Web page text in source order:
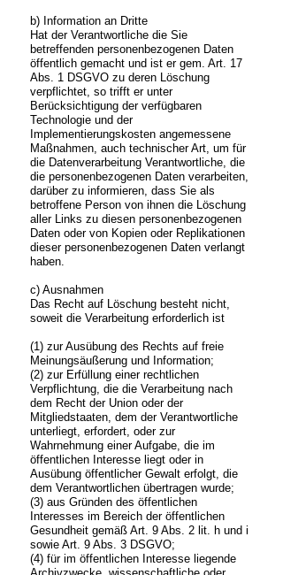
b) Information an Dritte
Hat der Verantwortliche die Sie
betreffenden personenbezogenen Daten
öffentlich gemacht und ist er gem. Art. 17
Abs. 1 DSGVO zu deren Löschung
verpflichtet, so trifft er unter
Berücksichtigung der verfügbaren
Technologie und der
Implementierungskosten angemessene
Maßnahmen, auch technischer Art, um für
die Datenverarbeitung Verantwortliche, die
die personenbezogenen Daten verarbeiten,
darüber zu informieren, dass Sie als
betroffene Person von ihnen die Löschung
aller Links zu diesen personenbezogenen
Daten oder von Kopien oder Replikationen
dieser personenbezogenen Daten verlangt
haben.
c) Ausnahmen
Das Recht auf Löschung besteht nicht,
soweit die Verarbeitung erforderlich ist
(1) zur Ausübung des Rechts auf freie
Meinungsäußerung und Information;
(2) zur Erfüllung einer rechtlichen
Verpflichtung, die die Verarbeitung nach
dem Recht der Union oder der
Mitgliedstaaten, dem der Verantwortliche
unterliegt, erfordert, oder zur
Wahrnehmung einer Aufgabe, die im
öffentlichen Interesse liegt oder in
Ausübung öffentlicher Gewalt erfolgt, die
dem Verantwortlichen übertragen wurde;
(3) aus Gründen des öffentlichen
Interesses im Bereich der öffentlichen
Gesundheit gemäß Art. 9 Abs. 2 lit. h und i
sowie Art. 9 Abs. 3 DSGVO;
(4) für im öffentlichen Interesse liegende